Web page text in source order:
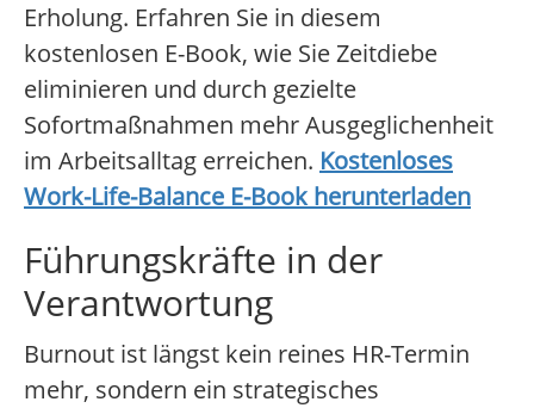
Erholung. Erfahren Sie in diesem
kostenlosen E-Book, wie Sie Zeitdiebe
eliminieren und durch gezielte
Sofortmaßnahmen mehr Ausgeglichenheit
im Arbeitsalltag erreichen. Kostenloses
Work-Life-Balance E-Book herunterladen
Führungskräfte in der
Verantwortung
Burnout ist längst kein reines HR-Termin
mehr, sondern ein strategisches